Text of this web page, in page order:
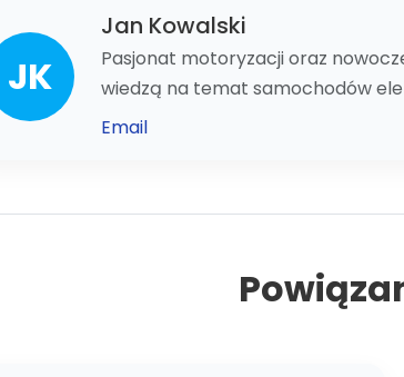
JK
Jan Kowalski
Pasjonat motoryzacji oraz
wiedzą na temat samochodów
Email